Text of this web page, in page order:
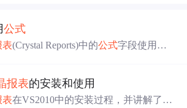
公式
表(Crystal Reports)中的公式字段使用方
报表的安装和使用
表在VS2010中的安装过程，并讲解了如